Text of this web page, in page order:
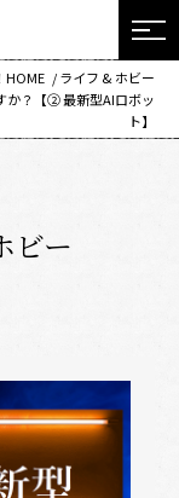
HOME
ライフ & ホビー
か？【② 最新型AIロボッ
ト】
ビー